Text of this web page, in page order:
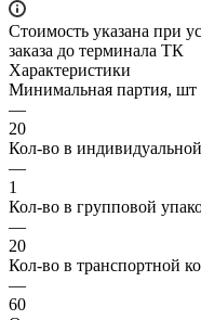
Стоимость указана при
заказа до терминала ТК
Характеристики
Минимальная партия, шт
—
20
Кол-во в
—
1
Кол-во в групповой
—
20
Кол-во в транспортной
—
60